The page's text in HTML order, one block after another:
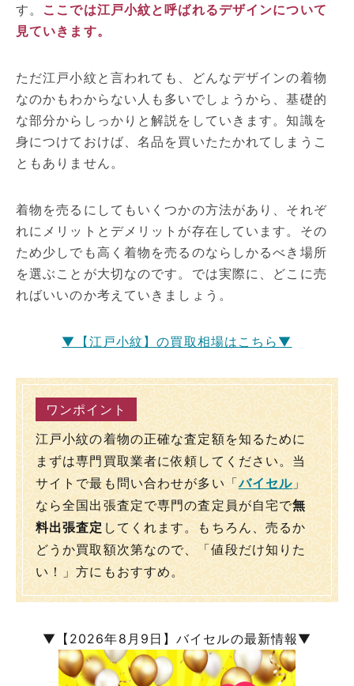
す。 ここでは江戸小紋と呼ばれるデザインについて
見ていきます。
ただ江戸小紋と言われても、どんなデザインの着物
なのかもわからない人も多いでしょうから、基礎的
な部分からしっかりと解説をしていきます。知識を
身につけておけば、名品を買いたたかれてしまうこ
ともありません。
着物を売るにしてもいくつかの方法があり、それぞ
れにメリットとデメリットが存在しています。その
ため少しでも高く着物を売るのならしかるべき場所
を選ぶことが大切なのです。では実際に、どこに売
ればいいのか考えていきましょう。
▼【江戸小紋】の買取相場はこちら▼
江戸小紋の着物の正確な査定額を知るために
まずは専門買取業者に依頼してください。当
サイトで最も問い合わせが多い「バイセル 」
なら全国出張査定で専門の査定員が自宅で無
料出張査定 してくれます。もちろん、売るか
どうか買取額次第なので、「値段だけ知りた
い！」方にもおすすめ。
▼【2026年8月9日】バイセルの最新情報▼